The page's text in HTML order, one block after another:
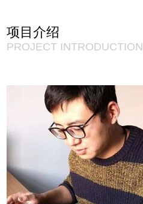
项目介绍
PROJECT INTRODUCTION